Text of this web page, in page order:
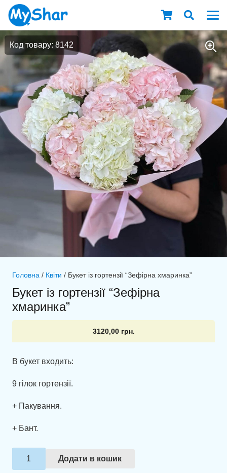
Код товару: 8142
Головна / Квіти / Букет із гортензії “Зефірна хмаринка”
Букет із гортензії “Зефірна
хмаринка”
3120,00 грн.
В букет входить:
9 гілок гортензії.
+ Пакування.
+ Бант.
Букет
із
Додати в кошик